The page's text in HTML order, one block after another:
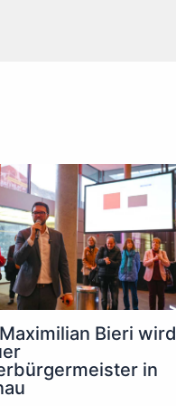
Bieri wird
in